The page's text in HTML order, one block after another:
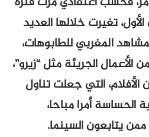
تغيرت خلالها العديد
المغربي للطابوهات،
الجريئة مثل “زيرو”،
الأفلام، التي جعلت تناول
الحساسة أمرا مباحا،
يتابعون السينما.